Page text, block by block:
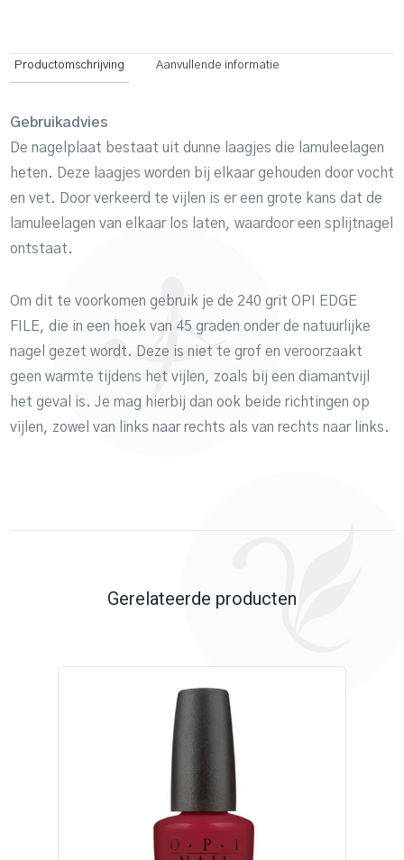
Productomschrijving Aanvullende informatie
Gebruikadvies
De nagelplaat bestaat uit dunne laagjes die lamuleelagen
heten. Deze laagjes worden bij elkaar gehouden door vocht
en vet. Door verkeerd te vijlen is er een grote kans dat de
lamuleelagen van elkaar los laten, waardoor een splijtnagel
ontstaat.
Om dit te voorkomen gebruik je de 240 grit OPI EDGE
FILE, die in een hoek van 45 graden onder de natuurlijke
nagel gezet wordt. Deze is niet te grof en veroorzaakt
geen warmte tijdens het vijlen, zoals bij een diamantvijl
het geval is. Je mag hierbij dan ook beide richtingen op
vijlen, zowel van links naar rechts als van rechts naar links.
Gerelateerde producten